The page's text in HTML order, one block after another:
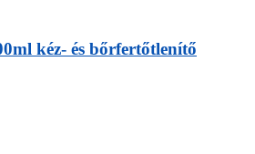
kéz- és bőrfertőtlenítő